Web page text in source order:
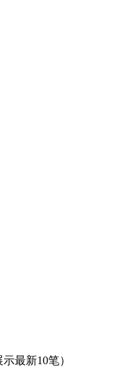
最新10笔）